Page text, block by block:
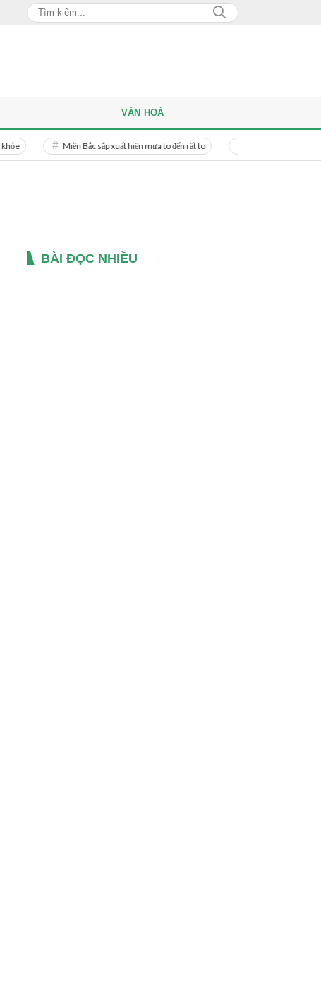
Miền Bắc sắp xuất hiện mưa to đến rất to Danh tính người phụ nữ bị bạn
VĂN HOÁ
BÀI ĐỌC NHIỀU